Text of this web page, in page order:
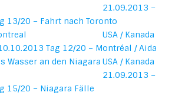
21.09.2013 –
13/20 – Fahrt nach Toronto
USA / Kanada
Tag 12/20 – Montréal / Aida
USA / Kanada
21.09.2013 –
15/20 – Niagara Fälle